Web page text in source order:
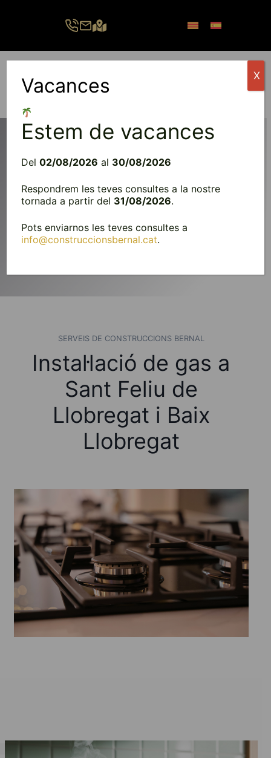
INSTAL·LACIONS
Cuidem les teves instal·lacions, volem conservar el
teu benestar
SERVEIS DE CONSTRUCCIONS BERNAL
Instal·lació de gas a
Sant Feliu de
Llobregat i Baix
Llobregat
Vacances
Estem de vacances
Del02/08/2026 al 30/08/2026
Respondrem les teves consultes a la nostre
tornada a partir del 31/08/2026.
Pots enviarnos les teves consultes a
info@construccionsbernal.cat.
X